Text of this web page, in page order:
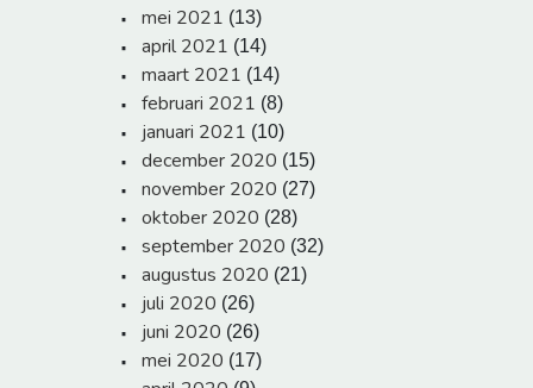
mei 2021 (13)
april 2021 (14)
maart 2021 (14)
februari 2021 (8)
januari 2021 (10)
december 2020 (15)
november 2020 (27)
oktober 2020 (28)
september 2020 (32)
augustus 2020 (21)
juli 2020 (26)
juni 2020 (26)
mei 2020 (17)